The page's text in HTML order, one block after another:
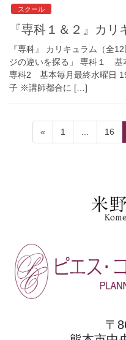
スクール
『専科１＆２』カリ
『専科』 カリキュラム（全
ジの違いを探る」 専科１ 基
専科2 基本毎月最終水曜日
子 ※講師都合に […]
り
«
固
定
1
固
定
16
〒